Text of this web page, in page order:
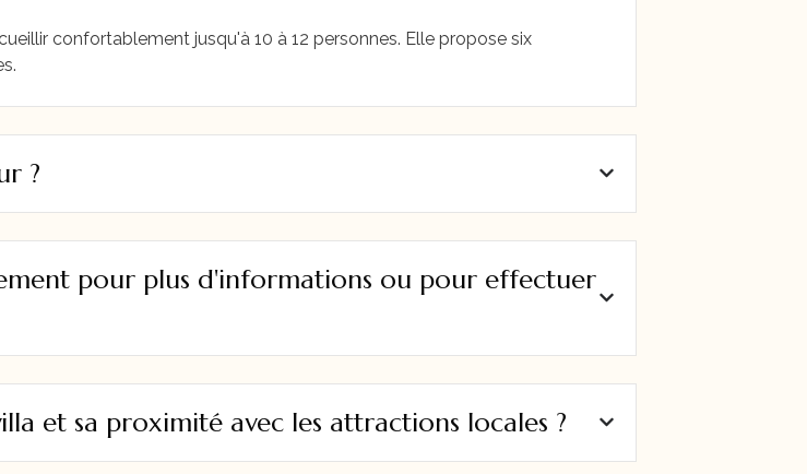
confortablement jusqu'à 10 à 12 personnes. Elle propose six
?
pour plus d'informations ou pour effectuer
et sa proximité avec les attractions locales ?